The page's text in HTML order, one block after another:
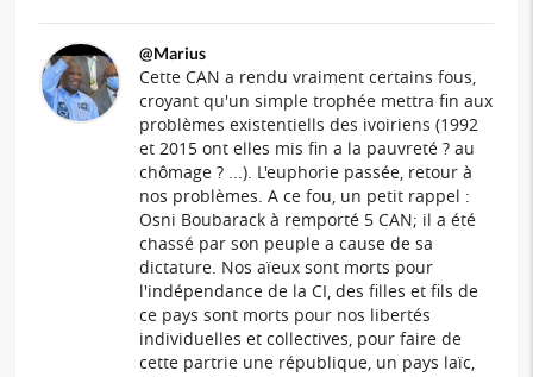
@Marius
Cette CAN a rendu vraiment certains fous,
croyant qu'un simple trophée mettra fin aux
problèmes existentiells des ivoiriens (1992
et 2015 ont elles mis fin a la pauvreté ? au
chômage ? ...). L'euphorie passée, retour à
nos problèmes. A ce fou, un petit rappel :
Osni Boubarack à remporté 5 CAN; il a été
chassé par son peuple a cause de sa
dictature. Nos aïeux sont morts pour
l'indépendance de la CI, des filles et fils de
ce pays sont morts pour nos libertés
individuelles et collectives, pour faire de
cette partrie une république, un pays laïc,